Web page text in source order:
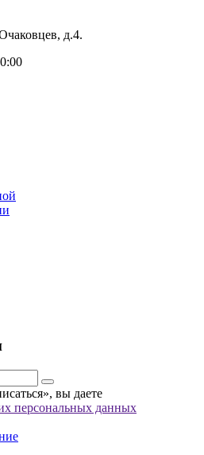
д.4.
вы даете
персональных данных